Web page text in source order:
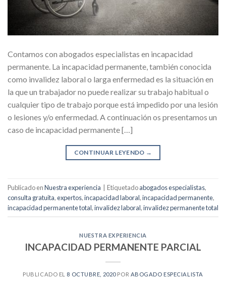
Contamos con abogados especialistas en incapacidad
permanente. La incapacidad permanente, también conocida
como invalidez laboral o larga enfermedad es la situación en
la que un trabajador no puede realizar su trabajo habitual o
cualquier tipo de trabajo porque está impedido por una lesión
o lesiones y/o enfermedad. A continuación os presentamos un
caso de incapacidad permanente […]
CONTINUAR LEYENDO →
Publicado enNuestra experiencia | Etiquetadoabogados especialistas,
consulta gratuita,expertos,incapacidad laboral,incapacidad permanente,
incapacidad permanente total,invalidez laboral,invalidez permanente total
NUESTRA EXPERIENCIA
INCAPACIDAD PERMANENTE PARCIAL
PUBLICADO EL 8 OCTUBRE, 2020POR ABOGADO ESPECIALISTA